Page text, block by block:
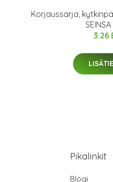
Korjaussarja,
3.26
Pikalinkit
Blogi